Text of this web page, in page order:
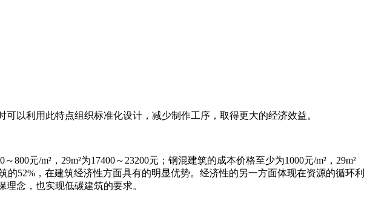
以利用此特点组织标准化设计，减少制作工序，取得更大的经济效益。
元/m²，29m²为17400～23200元；钢混建筑的成本价格至少为1000元/m²，29m²
52%，在建筑经济性方面具有的明显优势。经济性的另一方面体现在资源的循环利
念，也实现低碳建筑的要求。